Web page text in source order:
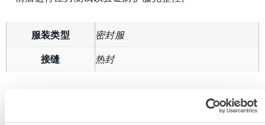
服装类型
密封服
接缝
热封